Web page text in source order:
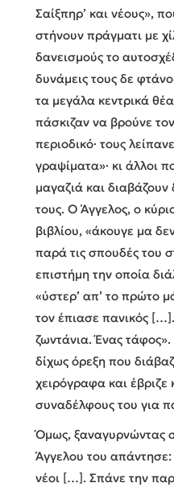
Σαίξπηρ’ και νέους»,
στήνουν πράγματι με
δανεισμούς το
δυνάμεις τους δε
τα μεγάλα κεντρικά
πάσκιζαν να βρούνε
περιοδικό· τους
γραψίματα»· κι άλλοι
μαγαζιά και
τους. Ο Άγγελος, ο
βιβλίου, «άκουγε μα
παρά τις σπουδές του
επιστήμη την οποία
«ύστερ’ απ’ το πρώτο
τον έπιασε πανικός
ζωντάνια. Ένας
δίχως όρεξη που
χειρόγραφα και έβριζε
συναδέλφους του για
Όμως, ξαναγυρνώντας
Άγγελου του
νέοι […]. Σπάνε την